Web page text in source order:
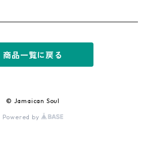
商品一覧に戻る
© Jamaican Soul
Powered by